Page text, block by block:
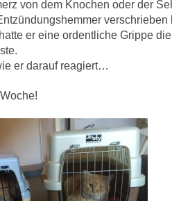
von dem Knochen oder der
verschrieben
er eine ordentliche Grippe
er darauf reagiert…